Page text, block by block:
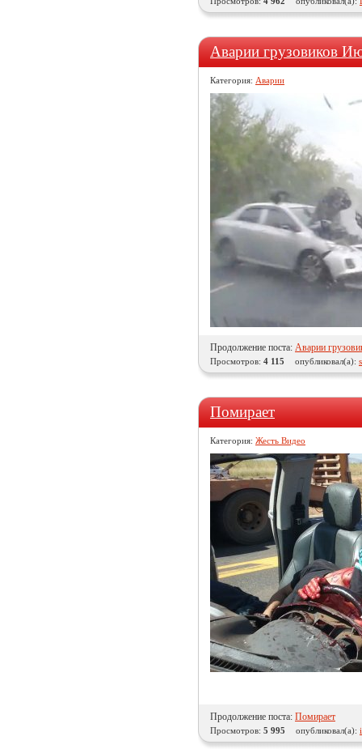
Аварии грузовиков
Категория: Аварии
Продолжение поста: Аварии
Просмотров: 4 115 опубликовал(а):
Помирает
Категория: Жесть Видео
Продолжение поста: Помирает
Просмотров: 5 995 опубликовал(а):